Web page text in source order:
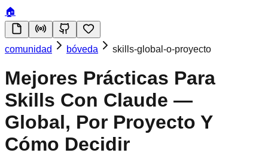
🏠
comunidad bóveda skills-global-o-proyecto
Mejores Prácticas Para
Skills Con Claude —
Global, Por Proyecto Y
Cómo Decidir